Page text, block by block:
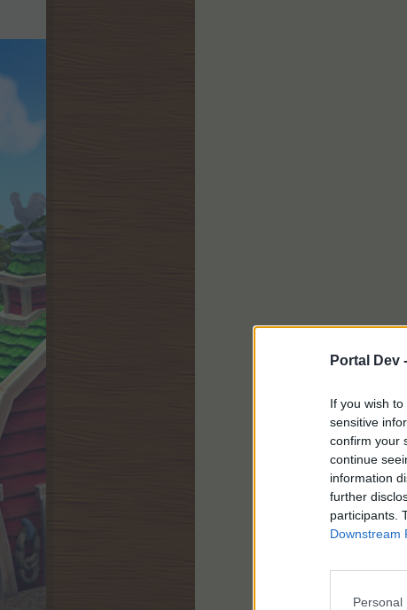
Portal Dev -
If you wish
sensitive
confirm your
continue
information
further
participants.
Downstream
Personal